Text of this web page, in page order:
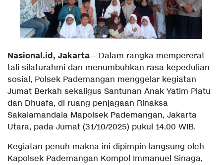
Nasional.id, Jakarta – Dalam rangka mempererat
tali silaturahmi dan menumbuhkan rasa kepedulian
sosial, Polsek Pademangan menggelar kegiatan
Jumat Berkah sekaligus Santunan Anak Yatim Piatu
dan Dhuafa, di ruang penjagaan Rinaksa
Sakalamandala Mapolsek Pademangan, Jakarta
Utara, pada Jumat (31/10/2025) pukul 14.00 WIB.
Kegiatan penuh makna ini dipimpin langsung oleh
Kapolsek Pademangan Kompol Immanuel Sinaga,